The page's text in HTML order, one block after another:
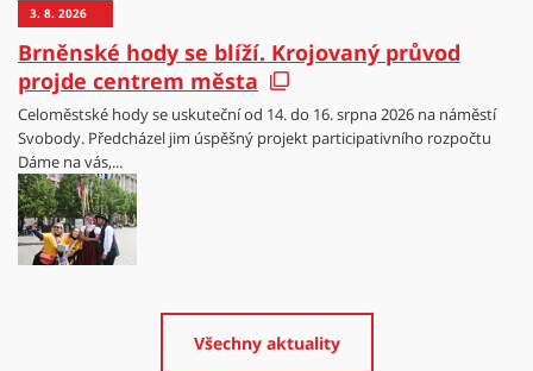
3. 8. 2026
Brněnské hody se blíží. Krojovaný průvod
projde centrem města
Celoměstské hody se uskuteční od 14. do 16. srpna 2026 na náměstí
Svobody. Předcházel jim úspěšný projekt participativního rozpočtu
Dáme na vás,...
Všechny aktuality